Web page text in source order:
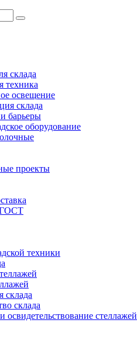
склада
техника
освещение
склада
барьеры
оборудование
проекты
ГОСТ
техники
склада
склада
освидетельствование стеллажей